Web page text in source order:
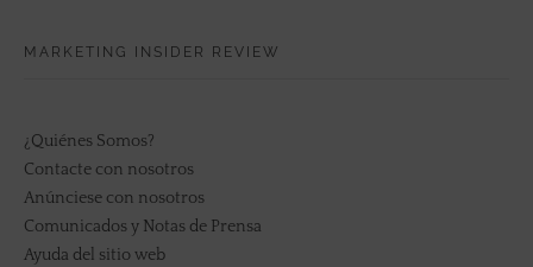
MARKETING INSIDER REVIEW
¿Quiénes Somos?
Contacte con nosotros
Anúnciese con nosotros
Comunicados y Notas de Prensa
Ayuda del sitio web